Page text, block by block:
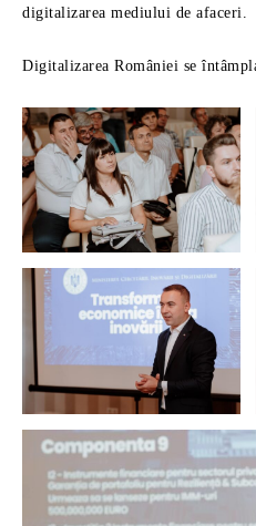
digitalizarea mediului de afaceri.
Digitalizarea României se